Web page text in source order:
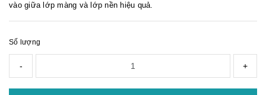
vào giữa lớp màng và lớp nền hiệu quả.
Số lượng
- +